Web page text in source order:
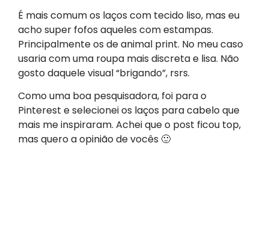
É mais comum os laços com tecido liso, mas eu
acho super fofos aqueles com estampas.
Principalmente os de animal print. No meu caso
usaria com uma roupa mais discreta e lisa. Não
gosto daquele visual “brigando”, rsrs.
Como uma boa pesquisadora, foi para o
Pinterest e selecionei os laços para cabelo que
mais me inspiraram. Achei que o post ficou top,
mas quero a opinião de vocês 🙂